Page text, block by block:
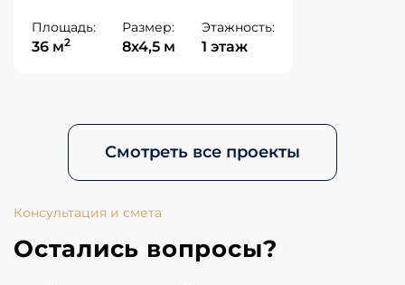
Площадь:
36 м2
Размер:
8х4,5 м
Этажность:
1 этаж
Смотреть все проекты
Консультация и смета
Остались вопросы?